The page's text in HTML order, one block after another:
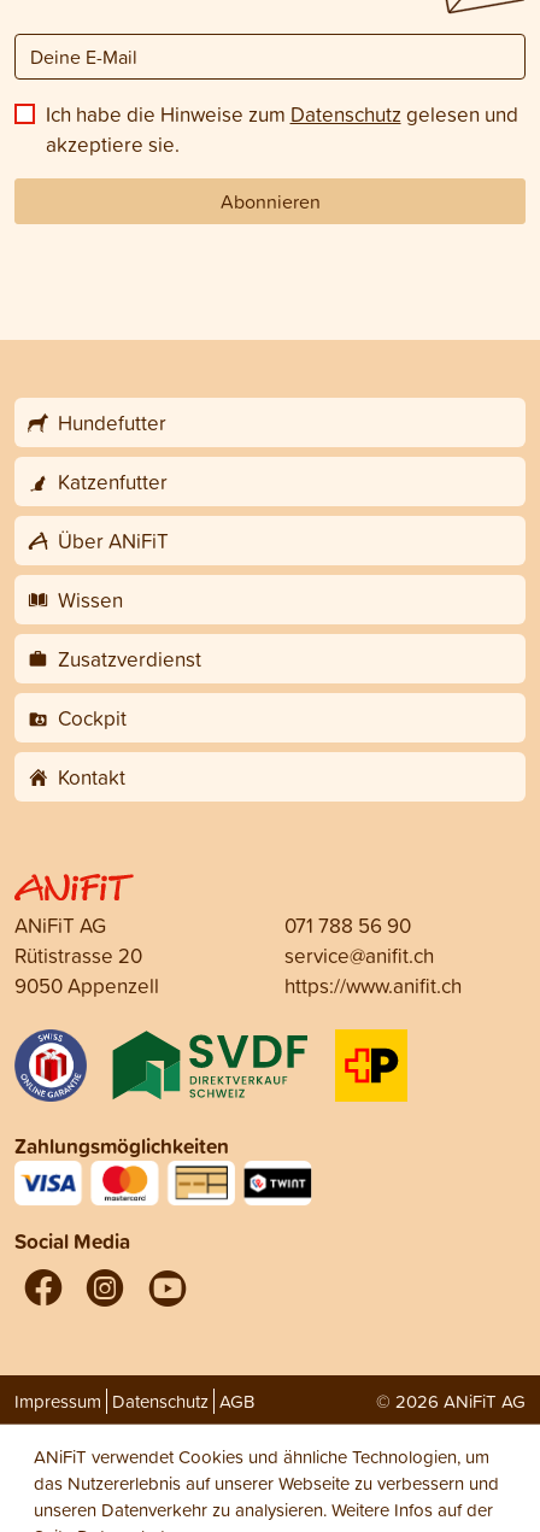
Ich habe die Hinweise zum Datenschutz gelesen und
akzeptiere sie.
Abonnieren
Hundefutter
Katzenfutter
Über ANiFiT
Wissen
Zusatzverdienst
Cockpit
Kontakt
ANiFiT AG
Rütistrasse 20
9050 Appenzell
071 788 56 90
service@anifit.ch
https://www.anifit.ch
Zahlungsmöglichkeiten
Social Media
Impressum Datenschutz AGB © 2026 ANiFiT AG
ANiFiT verwendet Cookies und ähnliche Technologien, um
das Nutzererlebnis auf unserer Webseite zu verbessern und
unseren Datenverkehr zu analysieren. Weitere Infos auf der